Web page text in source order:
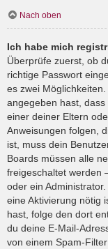
Nach oben
Ich habe mich
Überprüfe zuerst, ob
richtige Passwort
es zwei Möglichkeiten.
angegeben hast,
einer deiner Eltern
Anweisungen folgen,
ist, muss dein
Boards müssen alle
freigeschaltet werden
oder ein
eine Aktivierung nötig
hast, folge den dort
du deine E-Mail-
von einem Spam-